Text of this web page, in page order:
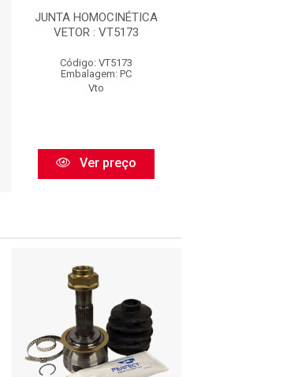
JUNTA HOMOCINÉTICA
VETOR : VT5173
Código: VT5173
Embalagem: PC
Vto
Ver preço